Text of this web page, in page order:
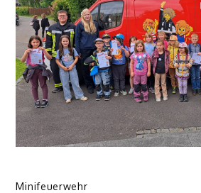
Minifeuerwehr